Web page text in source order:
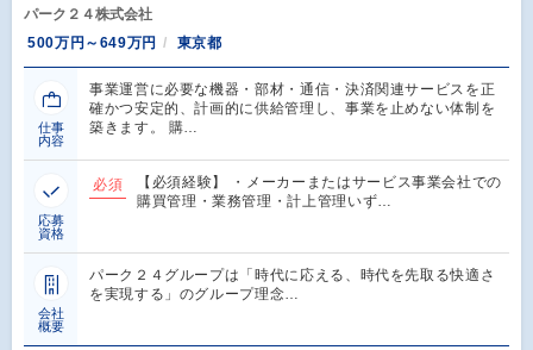
パーク２４株式会社
500万円～649万円
東京都
仕事
内容
事業運営に必要な機器・部材・通信・決済関連サービスを正
確かつ安定的、計画的に供給管理し、事業を止めない体制を
築きます。 購…
応募
資格
必須
【必須経験】 ・メーカーまたはサービス事業会社での
購買管理・業務管理・計上管理いず…
会社
概要
パーク２４グループは「時代に応える、時代を先取る快適さ
を実現する」のグループ理念…